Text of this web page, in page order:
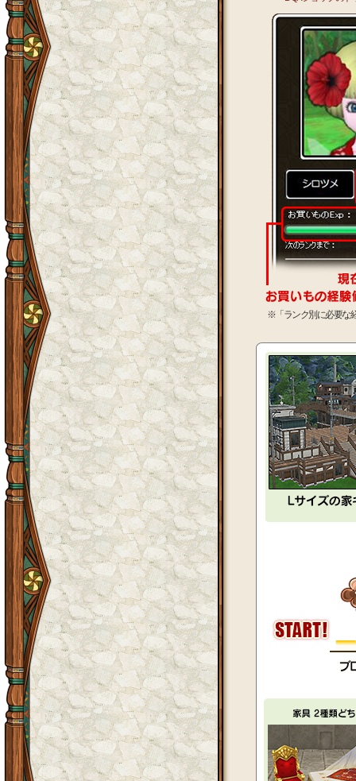
※「ランク別に必要な